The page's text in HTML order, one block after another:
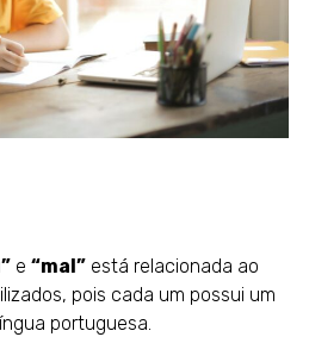
e “mal”está relacionada ao
pois cada um possui um
portuguesa.